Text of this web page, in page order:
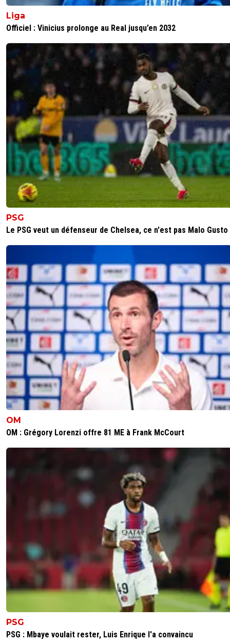
Liga
Officiel : Vinicius prolonge au Real jusqu’en 2032
PSG
Le PSG veut un défenseur de Chelsea, ce n'est pas Malo Gusto
OM
OM : Grégory Lorenzi offre 81 ME à Frank McCourt
PSG
PSG : Mbaye voulait rester, Luis Enrique l'a convaincu